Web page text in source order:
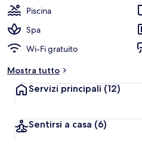
Piscina
Spa
Wi-Fi gratuito
Mostra tutto
Servizi principali (12)
Sentirsi a casa (6)